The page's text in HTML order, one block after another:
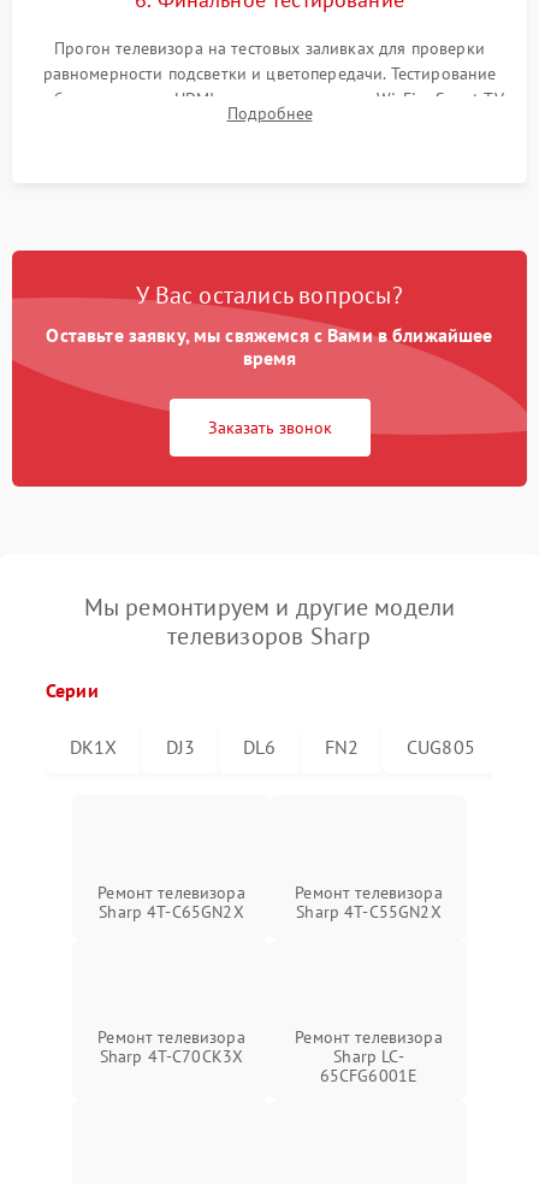
Прогон телевизора на тестовых заливках для проверки
равномерности подсветки и цветопередачи. Тестирование
работы разъемов HDMI, динамиков, модуля Wi-Fi и Smart TV
в рабочем режиме в течение нескольких часов.
Подробнее
У Вас остались вопросы?
Оставьте заявку, мы свяжемся с Вами в ближайшее
время
Заказать звонок
Мы ремонтируем и другие модели
телевизоров Sharp
Серии
DK1X DJ3 DL6 FN2 CUG805
Ремонт телевизора
Sharp 4T-C65GN2X
Ремонт телевизора
Sharp 4T-C55GN2X
Ремонт телевизора
Sharp 4T-C70CK3X
Ремонт телевизора
Sharp LC-
65CFG6001E